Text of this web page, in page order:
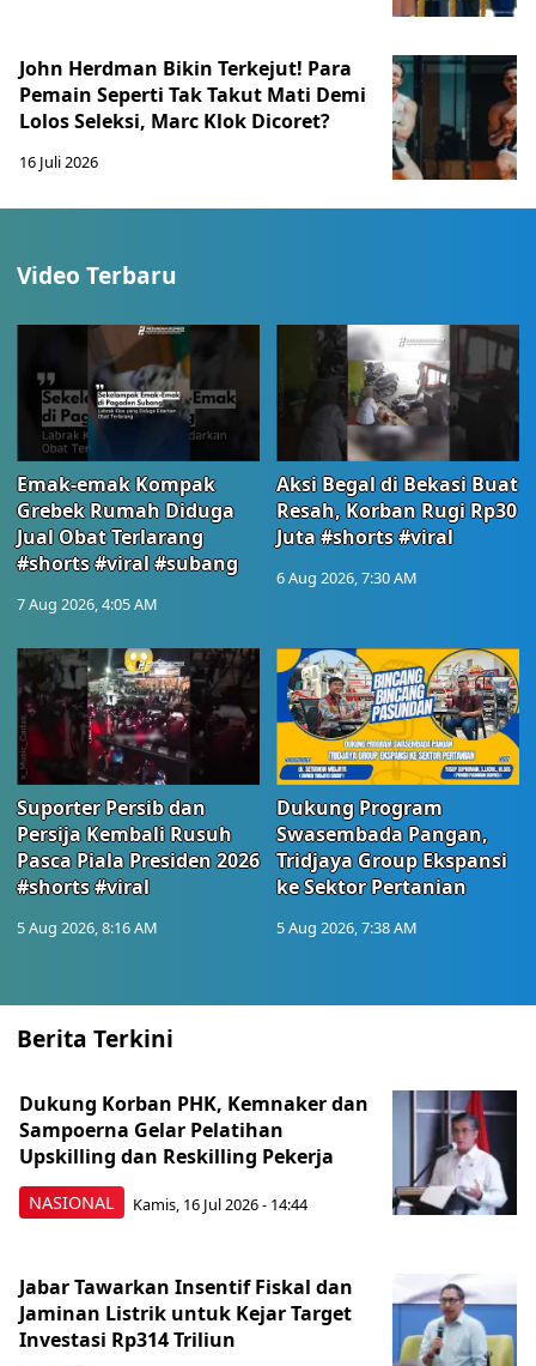
John Herdman Bikin Terkejut! Para
Pemain Seperti Tak Takut Mati Demi
Lolos Seleksi, Marc Klok Dicoret?
16 Juli 2026
Video Terbaru
Emak-emak Kompak
Grebek Rumah Diduga
Jual Obat Terlarang
#shorts #viral #subang
7 Aug 2026, 4:05 AM
Aksi Begal di Bekasi Buat
Resah, Korban Rugi Rp30
Juta #shorts #viral
6 Aug 2026, 7:30 AM
Suporter Persib dan
Persija Kembali Rusuh
Pasca Piala Presiden 2026
#shorts #viral
5 Aug 2026, 8:16 AM
Dukung Program
Swasembada Pangan,
Tridjaya Group Ekspansi
ke Sektor Pertanian
5 Aug 2026, 7:38 AM
Berita Terkini
NASIONAL
Dukung Korban PHK, Kemnaker dan
Sampoerna Gelar Pelatihan
Upskilling dan Reskilling Pekerja
Kamis, 16 Jul 2026 - 14:44
Jabar Tawarkan Insentif Fiskal dan
Jaminan Listrik untuk Kejar Target
Investasi Rp314 Triliun